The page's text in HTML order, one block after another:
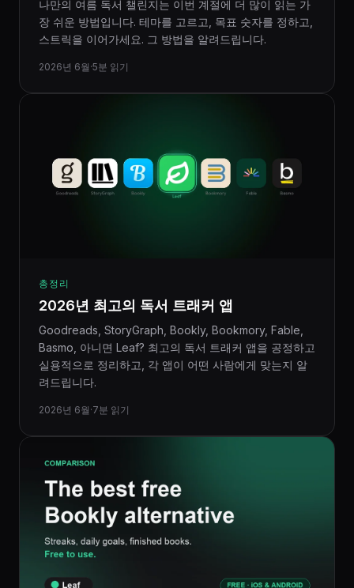
나만의 여름 독서 챌린지는 이번 계절에 더 많이 읽는 가
장 쉬운 방법입니다. 테마를 고르고, 목표 숫자를 정하고,
스트릭을 이어가세요. 그 방법을 알려드립니다.
2026년 6월 ·5분 읽기
총정리
2026년 최고의 독서 트래커 앱
Goodreads, StoryGraph, Bookly, Bookmory, Fable,
Basmo, 아니면 Leaf? 최고의 독서 트래커 앱을 공정하고
실용적으로 정리하고, 각 앱이 어떤 사람에게 맞는지 알
려드립니다.
2026년 6월 ·7분 읽기